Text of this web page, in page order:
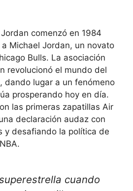
comenzó en 1984
Michael Jordan, un novato
Bulls. La asociación
revolucionó el mundo del
dando lugar a un fenómeno
prosperando hoy en día.
las primeras zapatillas Air
declaración audaz con
y desafiando la política de
cuando